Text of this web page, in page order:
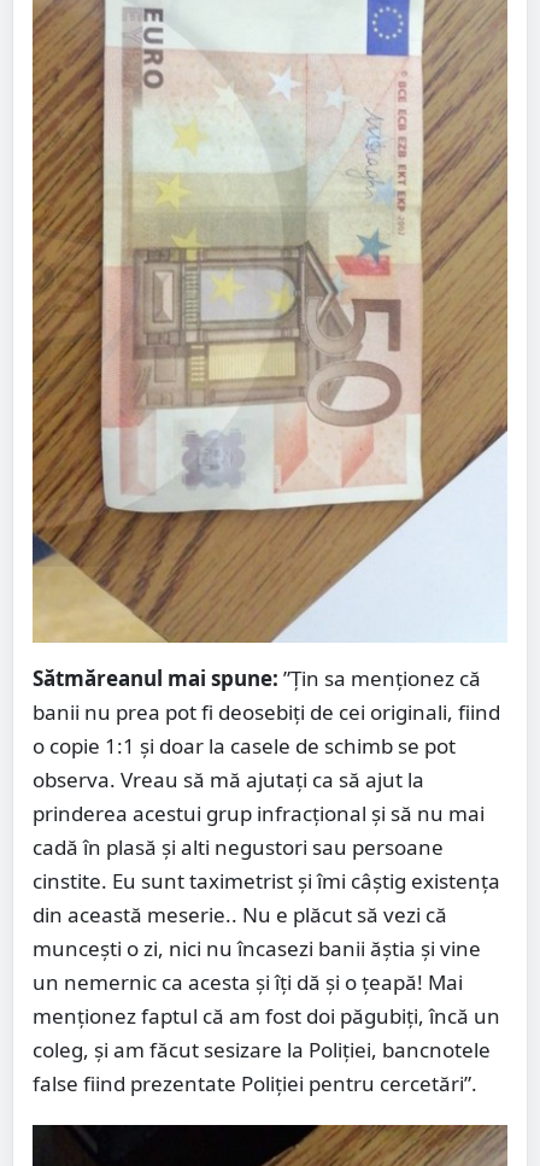
Sătmăreanul mai spune: ”Țin sa menționez că
banii nu prea pot fi deosebiți de cei originali, fiind
o copie 1:1 și doar la casele de schimb se pot
observa. Vreau să mă ajutați ca să ajut la
prinderea acestui grup infracțional și să nu mai
cadă în plasă și alti negustori sau persoane
cinstite. Eu sunt taximetrist și îmi câștig existența
din această meserie.. Nu e plăcut să vezi că
muncești o zi, nici nu încasezi banii ăștia și vine
un nemernic ca acesta și îți dă și o țeapă! Mai
menționez faptul că am fost doi păgubiți, încă un
coleg, și am făcut sesizare la Poliției, bancnotele
false fiind prezentate Poliției pentru cercetări”.